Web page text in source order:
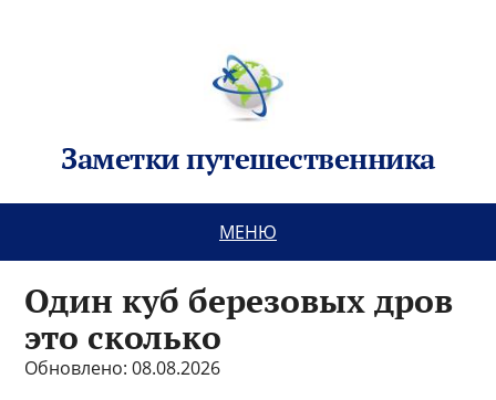
Заметки путешественника
МЕНЮ
Один куб березовых дров
это сколько
Обновлено: 08.08.2026